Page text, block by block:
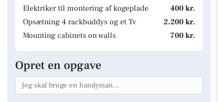
Elektriker til montering af kogeplade
400 kr.
Opsætning 4 rackbuddys og et Tv
2.200 kr.
Mounting cabinets on walls
700 kr.
Opret en opgave